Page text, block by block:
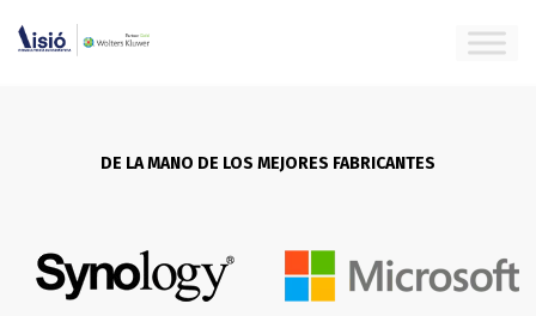
DE LA MANO DE LOS MEJORES FABRICANTES